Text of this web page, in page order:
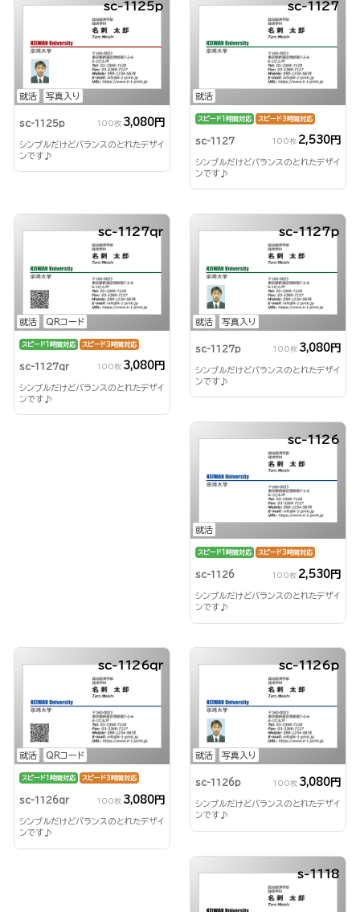
就活 写真入り
sc-1125p
sc-1125p 100枚 3,080円
シンプルだけどバランスのとれたデザイ
ンです♪
就活
sc-1127
スピード1時間対応 スピード3時間対応
sc-1127 100枚 2,530円
シンプルだけどバランスのとれたデザイ
ンです♪
就活 QRコード
sc-1127qr
スピード1時間対応 スピード3時間対応
sc-1127qr 100枚 3,080円
シンプルだけどバランスのとれたデザイ
ンです♪
就活 写真入り
sc-1127p
sc-1127p 100枚 3,080円
シンプルだけどバランスのとれたデザイ
ンです♪
就活
sc-1126
スピード1時間対応 スピード3時間対応
sc-1126 100枚 2,530円
シンプルだけどバランスのとれたデザイ
ンです♪
就活 QRコード
sc-1126qr
スピード1時間対応 スピード3時間対応
sc-1126qr 100枚 3,080円
シンプルだけどバランスのとれたデザイ
ンです♪
就活 写真入り
sc-1126p
sc-1126p 100枚 3,080円
シンプルだけどバランスのとれたデザイ
ンです♪
s-1118